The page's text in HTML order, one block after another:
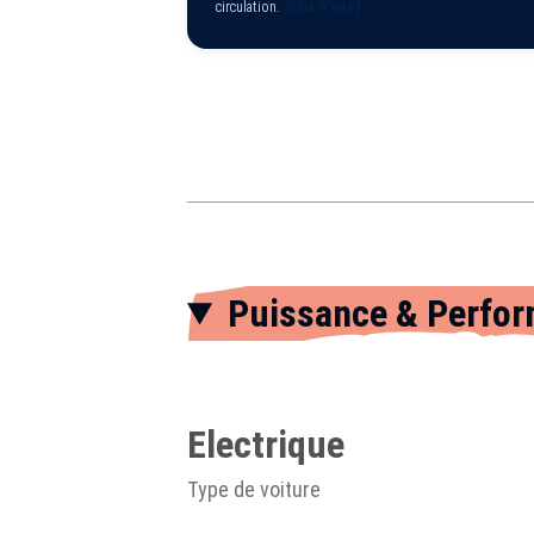
circulation.
Puissance &
Electrique
Type de voiture